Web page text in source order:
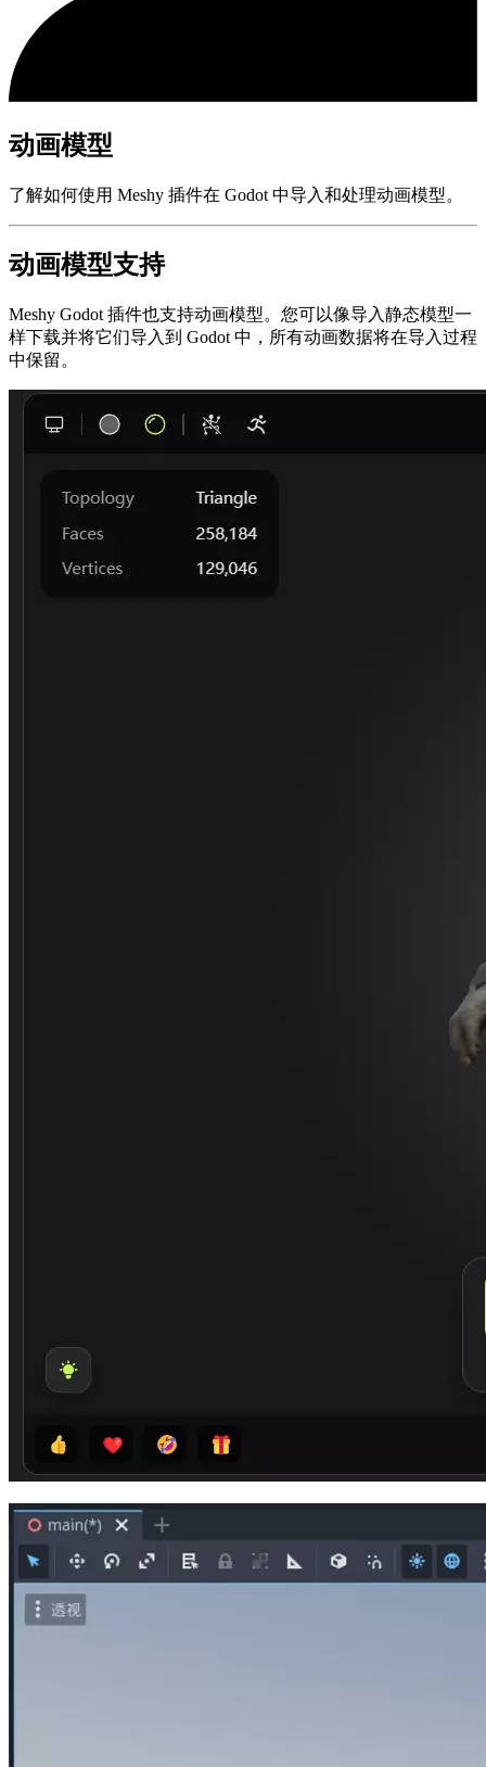
动画模型
了解如何使用 Meshy 插件在 Godot 中导入和处理动画模型。
动画模型支持
Meshy Godot 插件也支持动画模型。您可以像导入静态模型一
样下载并将它们导入到 Godot 中，所有动画数据将在导入过程
中保留。